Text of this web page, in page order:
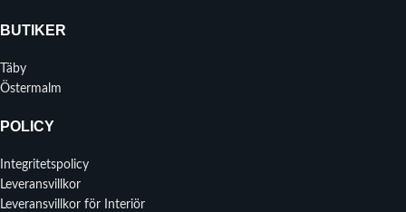
BUTIKER
Täby
Östermalm
POLICY
Integritetspolicy
Leveransvillkor
Leveransvillkor för Interiör